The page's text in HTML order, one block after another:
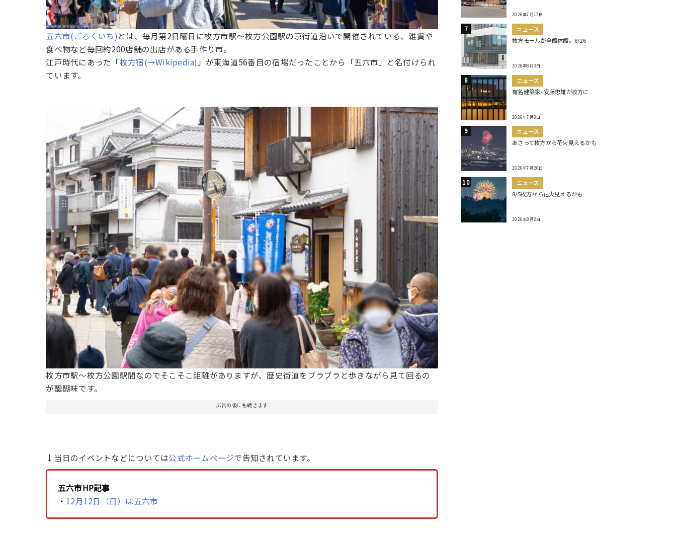
五六市(ごろくいち) とは、毎月第2日曜日に枚方市駅～枚方公園駅の京街道沿いで開催されている、雑貨や
食べ物など毎回約200店舗の出店がある手作り市。
江戸時代にあった「枚方宿(→Wikipedia) 」が東海道56番目の宿場だったことから「五六市」と名付けられ
ています。
枚方市駅～枚方公園駅間なのでそこそこ距離がありますが、歴史街道をブラブラと歩きながら見て回るの
が醍醐味です。
広告の後にも続きます
↓当日のイベントなどについては公式ホームページで告知されています。
五六市HP記事
・ 12月12日（日）は五六市
2026年7月17日
ニュース
枚方モールが全館休館。8/26
2026年8月3日
ニュース
有名建築家･安藤忠雄が枚方に
2026年7月8日
ニュース
あさって枚方から花火見えるかも
2026年7月20日
ニュース
8/5枚方から花火見えるかも
2026年8月2日